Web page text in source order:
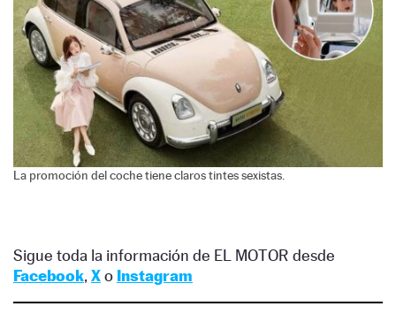
La promoción del coche tiene claros tintes sexistas.
Sigue toda la información de EL MOTOR desde
Facebook, Xo Instagram